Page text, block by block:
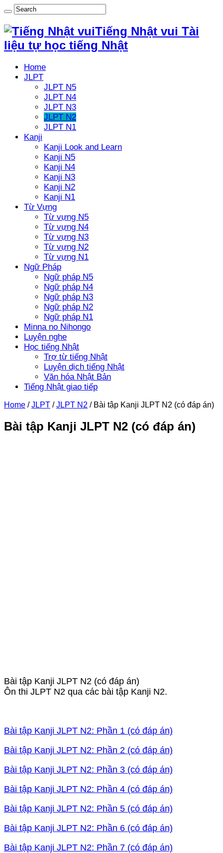
Tiếng Nhật vui Tài
liệu tự học tiếng Nhật
Home
JLPT
JLPT N5
JLPT N4
JLPT N3
JLPT N2
JLPT N1
Kanji
Kanji Look and Learn
Kanji N5
Kanji N4
Kanji N3
Kanji N2
Kanji N1
Từ Vựng
Từ vựng N5
Từ vựng N4
Từ vựng N3
Từ vựng N2
Từ vựng N1
Ngữ Pháp
Ngữ pháp N5
Ngữ pháp N4
Ngữ pháp N3
Ngữ pháp N2
Ngữ pháp N1
Minna no Nihongo
Luyện nghe
Học tiếng Nhật
Trợ từ tiếng Nhật
Luyện dịch tiếng Nhật
Văn hóa Nhật Bản
Tiếng Nhật giao tiếp
Home / JLPT / JLPT N2 / Bài tập Kanji JLPT N2 (có đáp án)
Bài tập Kanji JLPT N2 (có đáp án)
Bài tập Kanji JLPT N2 (có đáp án)
Ôn thi JLPT N2 qua các bài tập Kanji N2.
Bài tập Kanji JLPT N2: Phần 1 (có đáp án)
Bài tập Kanji JLPT N2: Phần 2 (có đáp án)
Bài tập Kanji JLPT N2: Phần 3 (có đáp án)
Bài tập Kanji JLPT N2: Phần 4 (có đáp án)
Bài tập Kanji JLPT N2: Phần 5 (có đáp án)
Bài tập Kanji JLPT N2: Phần 6 (có đáp án)
Bài tập Kanji JLPT N2: Phần 7 (có đáp án)